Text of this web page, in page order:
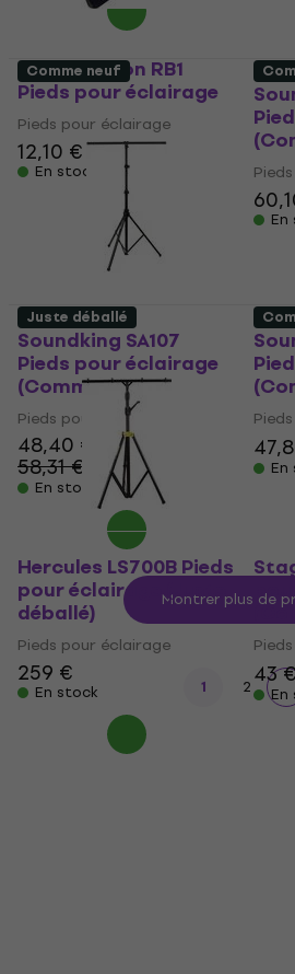
ADJ 3D Vision RB1
Pieds pour éclairage
Pieds pour éclairage
12,10 €13,30 €
En stock
En
Comme neuf
Soundking SA107
Pieds pour éclairage
(Comme neuf)
Pieds pour éclairage
48,40 €
58,31 €
- 17 %
En stock
Juste déballé
Hercules LS700B Pieds
pour éclairage (Juste
déballé)
Pieds pour éclairage
259 €
En stock
43
En
Montrer plus de
1 2